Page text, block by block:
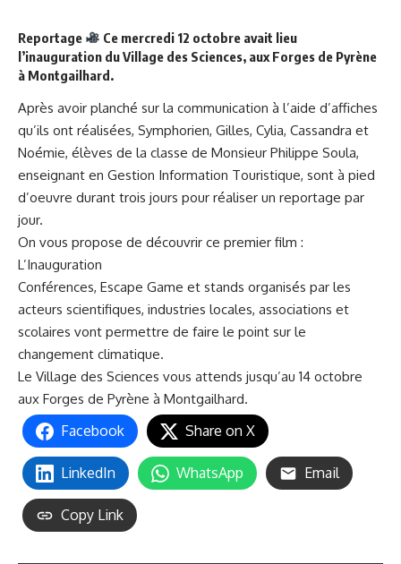
Reportage
Ce mercredi 12 octobre avait lieu
l’inauguration du Village des Sciences, aux Forges de Pyrène
à Montgailhard.
Après avoir planché sur la communication à l’aide d’affiches
qu’ils ont réalisées, Symphorien, Gilles, Cylia, Cassandra et
Noémie, élèves de la classe de Monsieur Philippe Soula,
enseignant en Gestion Information Touristique, sont à pied
d’oeuvre durant trois jours pour réaliser un reportage par
jour.
On vous propose de découvrir ce premier film :
L’Inauguration
Conférences, Escape Game et stands organisés par les
acteurs scientifiques, industries locales, associations et
scolaires vont permettre de faire le point sur le
changement climatique.
Le Village des Sciences vous attends jusqu’au 14 octobre
aux Forges de Pyrène à Montgailhard.
Facebook Share on X
LinkedIn WhatsApp Email
Copy Link